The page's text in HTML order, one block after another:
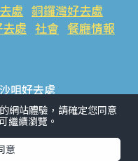
處 銅鑼灣好去處
處 社會 餐廳情報
咀好去處
處 旺角好去處 社會
網站體驗，請確定您同意
繼續瀏覽。
意